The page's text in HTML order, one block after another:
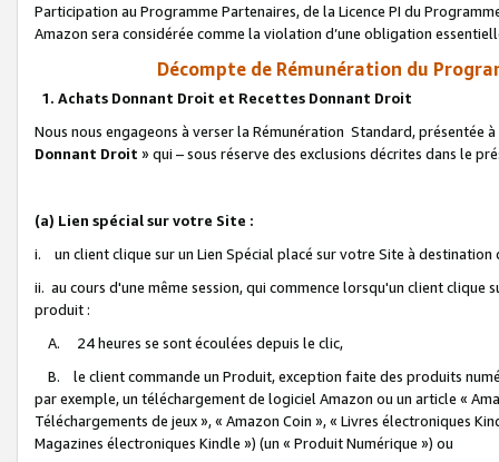
Participation au Programme Partenaires, de la Licence PI du
Amazon sera considérée comme la violation d’une obligation
Décompte de Rémunération du
1. Achats Donnant Droit et Recettes Donnant Droit
Nous nous engageons à verser la Rémunération Standard, présentée
Donnant Droit » qui – sous réserve des exclusions décrites dans le
(a) Lien spécial sur votre Site :
i. un client clique sur un Lien Spécial placé sur votre Site à destination
ii. au cours d'une même session, qui commence lorsqu'un client
produit :
A. 24 heures se sont écoulées depuis le clic,
B. le client commande un Produit, exception faite des produits
par exemple, un téléchargement de logiciel Amazon ou un article «
Téléchargements de jeux », « Amazon Coin », « Livres électroniques
Magazines électroniques Kindle ») (un « Produit Numérique ») ou